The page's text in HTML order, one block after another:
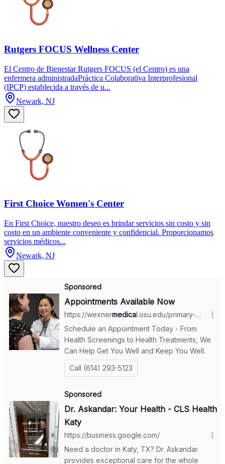
Rutgers FOCUS Wellness Center
El Centro de Bienestar Rutgers FOCUS (el Centro) es una
enfermera administradaPráctica Colaborativa Interprofesional
(IPCP) establecida a través de u...
Newark, NJ
First Choice Women's Center
En First Choice, nuestro deseo es brindar servicios sin costo y sin
costo en un ambiente conveniente y confidencial. Proporcionamos
servicios médicos...
Newark, NJ